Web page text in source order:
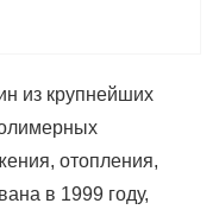
из крупнейших
отопления,
в 1999 году,